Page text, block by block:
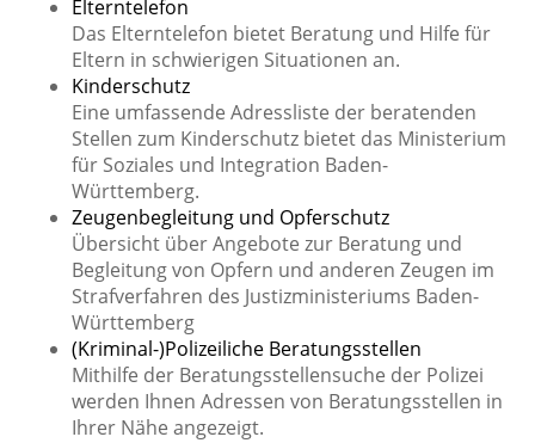
Elterntelefon
Das Elterntelefon bietet Beratung und Hilfe für
Eltern in schwierigen Situationen an.
Kinderschutz
Eine umfassende Adressliste der beratenden
Stellen zum Kinderschutz bietet das Ministerium
für Soziales und Integration Baden-
Württemberg.
Zeugenbegleitung und Opferschutz
Übersicht über Angebote zur Beratung und
Begleitung von Opfern und anderen Zeugen im
Strafverfahren des Justizministeriums Baden-
Württemberg
(Kriminal-)Polizeiliche Beratungsstellen
Mithilfe der Beratungsstellensuche der Polizei
werden Ihnen Adressen von Beratungsstellen in
Ihrer Nähe angezeigt.